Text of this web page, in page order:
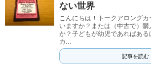
ない世界
こんにちは！トークアロング
いますか？または（中古で）
か？子どもが幼児であればあ
カ...
記事を読む